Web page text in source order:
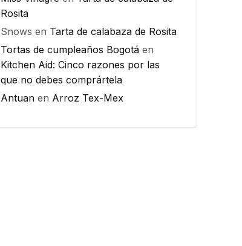
Rosita
Snows en Tarta de calabaza de Rosita
Tortas de cumpleaños Bogotá en
Kitchen Aid: Cinco razones por las
que no debes comprártela
Antuan en Arroz Tex-Mex